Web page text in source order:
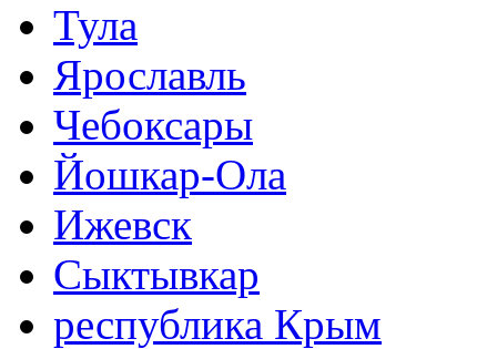
Тула
Ярославль
Чебоксары
Йошкар-Ола
Ижевск
Сыктывкар
республика Крым